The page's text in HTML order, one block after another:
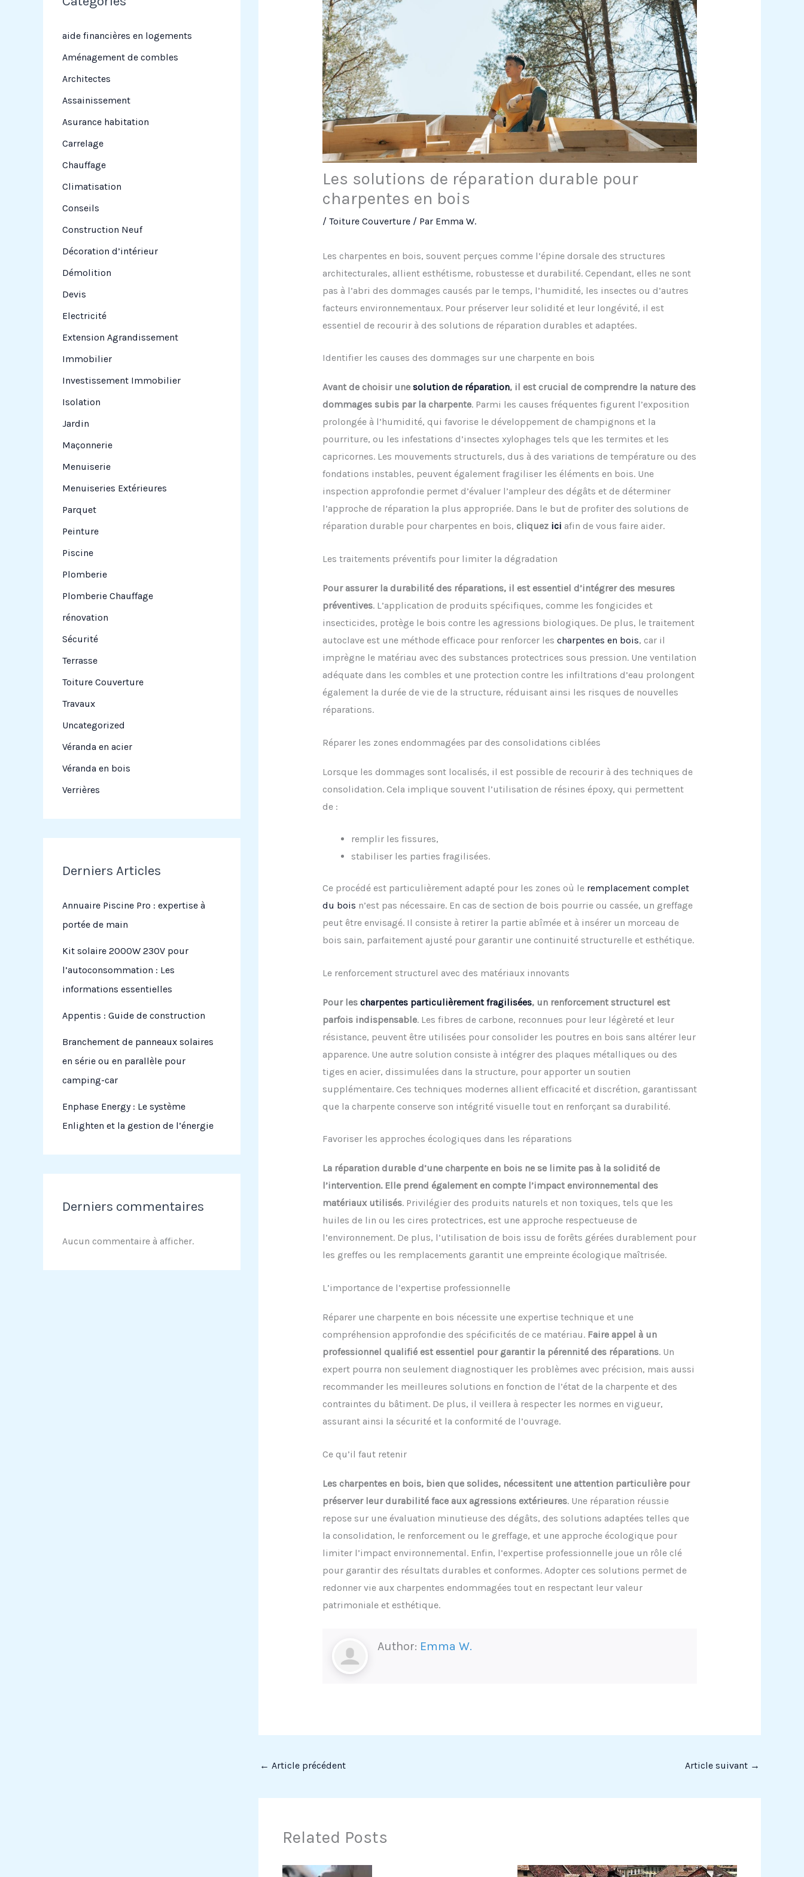
r
r
:
aide financières en logements
Aménagement de combles
Architectes
Assainissement
Asurance habitation
Carrelage
Chauffage
Climatisation
Conseils
Construction Neuf
Décoration d’intérieur
Démolition
Devis
Electricité
Extension Agrandissement
Immobilier
Investissement Immobilier
Isolation
Jardin
Maçonnerie
Menuiserie
Menuiseries Extérieures
Parquet
Peinture
Piscine
Plomberie
Plomberie Chauffage
rénovation
Sécurité
Terrasse
Toiture Couverture
Travaux
Uncategorized
Véranda en acier
Véranda en bois
Verrières
Derniers Articles
Annuaire Piscine Pro : expertise à
portée de main
Kit solaire 2000W 230V pour
l’autoconsommation : Les
informations essentielles
Appentis : Guide de construction
Branchement de panneaux solaires
en série ou en parallèle pour
camping-car
Enphase Energy : Le système
Enlighten et la gestion de l’énergie
Derniers commentaires
Aucun commentaire à afficher.
Les solutions de réparation durable pour
charpentes en bois
/ Toiture Couverture/ Par Emma W.
Les charpentes en bois, souvent perçues comme l’épine dorsale des structures
architecturales, allient esthétisme, robustesse et durabilité. Cependant, elles ne sont
pas à l’abri des dommages causés par le temps, l’humidité, les insectes ou d’autres
facteurs environnementaux. Pour préserver leur solidité et leur longévité, il est
essentiel de recourir à des solutions de réparation durables et adaptées.
Identifier les causes des dommages sur une charpente en bois
Avant de choisir une solution de réparation, il est crucial de comprendre la nature des
dommages subis par la charpente. Parmi les causes fréquentes figurent l’exposition
prolongée à l’humidité, qui favorise le développement de champignons et la
pourriture, ou les infestations d’insectes xylophages tels que les termites et les
capricornes. Les mouvements structurels, dus à des variations de température ou des
fondations instables, peuvent également fragiliser les éléments en bois. Une
inspection approfondie permet d’évaluer l’ampleur des dégâts et de déterminer
l’approche de réparation la plus appropriée. Dans le but de profiter des solutions de
réparation durable pour charpentes en bois, cliquez ici afin de vous faire aider.
Les traitements préventifs pour limiter la dégradation
Pour assurer la durabilité des réparations, il est essentiel d’intégrer des mesures
préventives. L’application de produits spécifiques, comme les fongicides et
insecticides, protège le bois contre les agressions biologiques. De plus, le traitement
autoclave est une méthode efficace pour renforcer les charpentes en bois, car il
imprègne le matériau avec des substances protectrices sous pression. Une ventilation
adéquate dans les combles et une protection contre les infiltrations d’eau prolongent
également la durée de vie de la structure, réduisant ainsi les risques de nouvelles
réparations.
Réparer les zones endommagées par des consolidations ciblées
Lorsque les dommages sont localisés, il est possible de recourir à des techniques de
consolidation. Cela implique souvent l’utilisation de résines époxy, qui permettent
de :
remplir les fissures,
stabiliser les parties fragilisées.
Ce procédé est particulièrement adapté pour les zones où le remplacement complet
du bois n’est pas nécessaire. En cas de section de bois pourrie ou cassée, un greffage
peut être envisagé. Il consiste à retirer la partie abîmée et à insérer un morceau de
bois sain, parfaitement ajusté pour garantir une continuité structurelle et esthétique.
Le renforcement structurel avec des matériaux innovants
Pour lescharpentes particulièrement fragilisées, un renforcement structurel est
parfois indispensable. Les fibres de carbone, reconnues pour leur légèreté et leur
résistance, peuvent être utilisées pour consolider les poutres en bois sans altérer leur
apparence. Une autre solution consiste à intégrer des plaques métalliques ou des
tiges en acier, dissimulées dans la structure, pour apporter un soutien
supplémentaire. Ces techniques modernes allient efficacité et discrétion, garantissant
que la charpente conserve son intégrité visuelle tout en renforçant sa durabilité.
Favoriser les approches écologiques dans les réparations
La réparation durable d’une charpente en bois ne se limite pas à la solidité de
l’intervention. Elle prend également en compte l’impact environnemental des
matériaux utilisés. Privilégier des produits naturels et non toxiques, tels que les
huiles de lin ou les cires protectrices, est une approche respectueuse de
l’environnement. De plus, l’utilisation de bois issu de forêts gérées durablement pour
les greffes ou les remplacements garantit une empreinte écologique maîtrisée.
L’importance de l’expertise professionnelle
Réparer une charpente en bois nécessite une expertise technique et une
compréhension approfondie des spécificités de ce matériau. Faire appel à un
professionnel qualifié est essentiel pour garantir la pérennité des réparations. Un
expert pourra non seulement diagnostiquer les problèmes avec précision, mais aussi
recommander les meilleures solutions en fonction de l’état de la charpente et des
contraintes du bâtiment. De plus, il veillera à respecter les normes en vigueur,
assurant ainsi la sécurité et la conformité de l’ouvrage.
Ce qu’il faut retenir
Les charpentes en bois, bien que solides, nécessitent une attention particulière pour
préserver leur durabilité face aux agressions extérieures. Une réparation réussie
repose sur une évaluation minutieuse des dégâts, des solutions adaptées telles que
la consolidation, le renforcement ou le greffage, et une approche écologique pour
limiter l’impact environnemental. Enfin, l’expertise professionnelle joue un rôle clé
pour garantir des résultats durables et conformes. Adopter ces solutions permet de
redonner vie aux charpentes endommagées tout en respectant leur valeur
patrimoniale et esthétique.
Author: Emma W.
← Article précédent Article suivant →
Related Posts